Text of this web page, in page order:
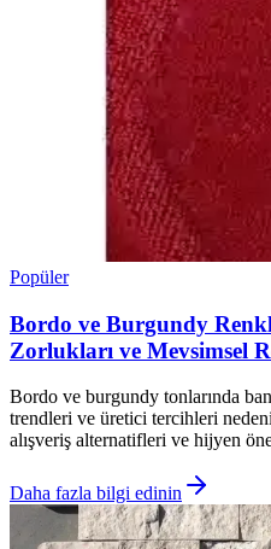
Popüler
Bordo ve Burgundy
Zorlukları ve Mevsimsel
Bordo ve burgundy tonlarında
trendleri ve üretici tercihleri
alışveriş alternatifleri ve hijyen
Daha fazla bilgi edinin